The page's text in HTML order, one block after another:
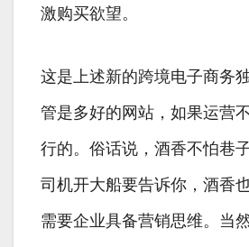
激购买欲望。
这是上述新的跨境电子商务
管是多好的网站，如果运营
行的。俗话说，酒香不怕巷
司机开大船要告诉你，酒香
需要企业具备营销思维。当